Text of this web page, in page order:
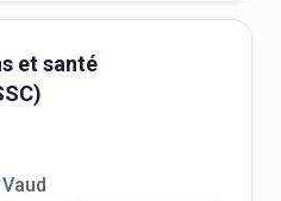
et santé
Vaud